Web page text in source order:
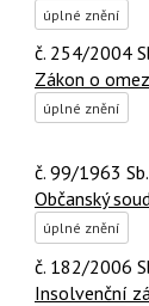
úplné znění
č. 254/2004
Zákon o
úplné znění
č. 99/1963 Sb.
Občanský
úplné znění
č. 182/2006
Insolvenční